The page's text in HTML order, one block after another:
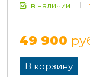
в наличии
49 900
В корзину